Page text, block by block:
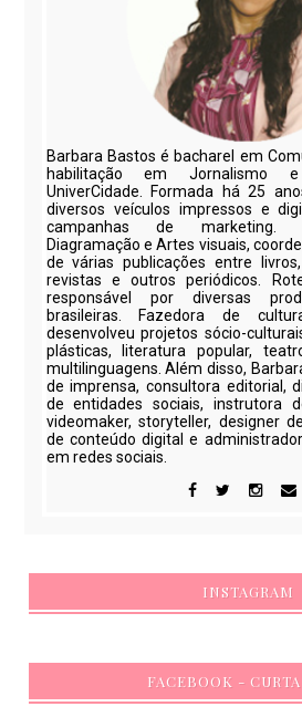
Barbara Bastos é bacharel em
habilitação em Jornalismo
UniverCidade. Formada há 25
diversos veículos impressos e
campanhas de marketing.
Diagramação e Artes visuais,
de várias publicações entre
revistas e outros periódicos.
responsável por diversas
brasileiras. Fazedora de
desenvolveu projetos sócio-
plásticas, literatura popular,
multilinguagens. Além disso,
de imprensa, consultora editorial,
de entidades sociais, instrutora
videomaker, storyteller, designer
de conteúdo digital e
em redes sociais.
INSTAGRAM
FACEBOOK -